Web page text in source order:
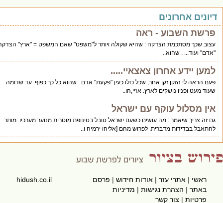
אחרונים
השבוע - ראה
שכך מסתכמת הצדקה : שהיא שקולה ויותר ל"משפט" שאם המשפט = "ארץ" הצדקה =
ועוד... . שהוא..
יידע אחרון צאצאיי.....
הראה לי הזקן זקן אחר, שכל כולו כעין "פקעת" אדם . שהוא כל כך כפוף. עד שדומה
מעט ופניו נושקים לארץ. אזיי,הו..
מסלול עוקף עם ישראל
צריך שיאמר : מה עושים כשעם ישראל טובל בטינופת מוסרית מנוער מערכיו. מותר
בבדידות מדברית. לפרוש מהם [אליהו ירמיה ו..
|אתרי עזר|אודות חידוש|פרסם
באתר|הצהרת נגישות|מדיניות
פרטיות|צור קשר
hidush.co.il